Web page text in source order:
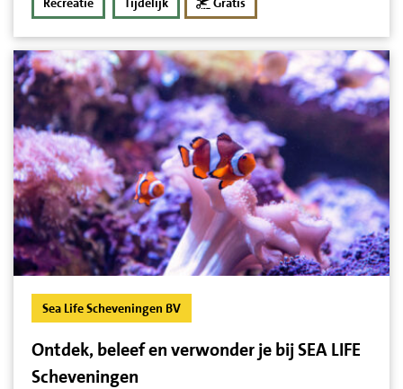
Sea Life Scheveningen BV
Ontdek, beleef en verwonder je bij SEA LIFE
Scheveningen